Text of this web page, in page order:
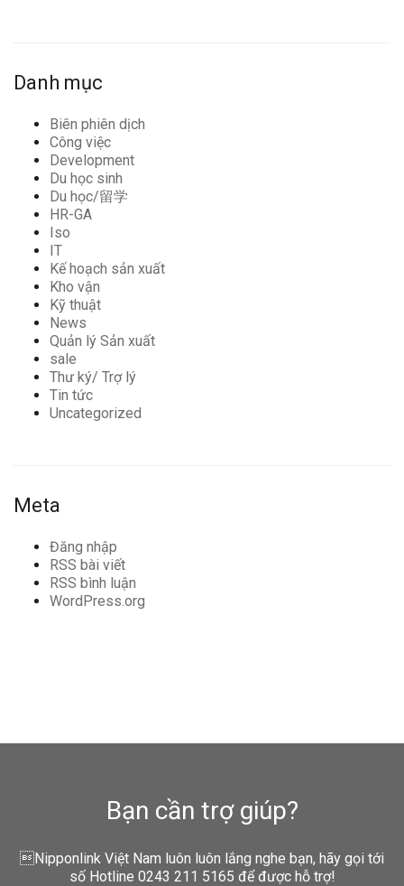
Danh mục
Biên phiên dịch
Công việc
Development
Du học sinh
Du học/留学
HR-GA
Iso
IT
Kế hoạch sản xuất
Kho vận
Kỹ thuật
News
Quản lý Sản xuất
sale
Thư ký/ Trợ lý
Tin tức
Uncategorized
Meta
Đăng nhập
RSS bài viết
RSS bình luận
WordPress.org
Bạn cần trợ giúp?
Nipponlink Việt Nam luôn luôn lắng nghe bạn, hãy gọi tới
số Hotline 0243 211 5165 để được hỗ trợ!